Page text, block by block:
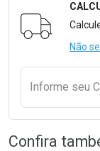
Formulário
Não
Informe seu
Confira